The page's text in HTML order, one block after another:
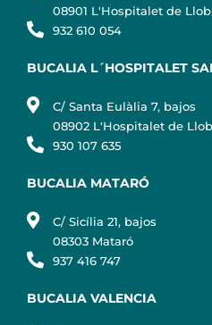
08901 L'Hospitalet de
932 610 054
BUCALIA L´HOSPITALET
C/ Santa Eulàlia 7, bajos
08902 L'Hospitalet de
930 107 635
BUCALIA MATARÓ
C/ Sicília 21, bajos
08303 Mataró
937 416 747
BUCALIA VALENCIA